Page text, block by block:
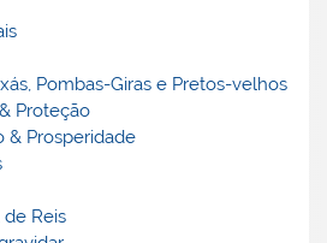
Pombas-Giras e Pretos-velhos
Proteção
& Prosperidade
de Reis